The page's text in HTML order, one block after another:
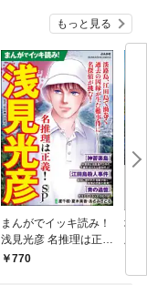
もっと見る
まんがでイッキ読み！
浅見光彦 名推理は正
義！ SP
770
城
版】